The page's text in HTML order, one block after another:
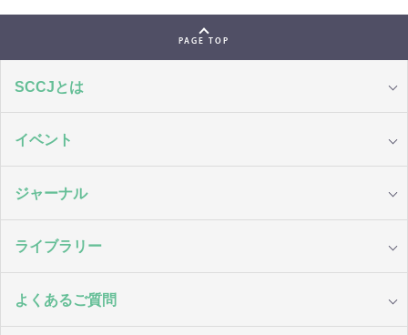
PAGE TOP
SCCJとは
イベント
ジャーナル
ライブラリー
よくあるご質問